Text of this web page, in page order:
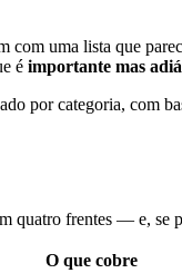
com uma lista que
é importante mas
por categoria, com
quatro frentes — e, se
O que cobre